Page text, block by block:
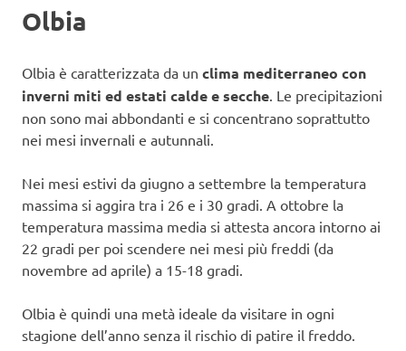
Olbia
Olbia è caratterizzata da un clima mediterraneo con
inverni miti ed estati calde e secche. Le precipitazioni
non sono mai abbondanti e si concentrano soprattutto
nei mesi invernali e autunnali.
Nei mesi estivi da giugno a settembre la temperatura
massima si aggira tra i 26 e i 30 gradi. A ottobre la
temperatura massima media si attesta ancora intorno ai
22 gradi per poi scendere nei mesi più freddi (da
novembre ad aprile) a 15-18 gradi.
Olbia è quindi una metà ideale da visitare in ogni
stagione dell’anno senza il rischio di patire il freddo.